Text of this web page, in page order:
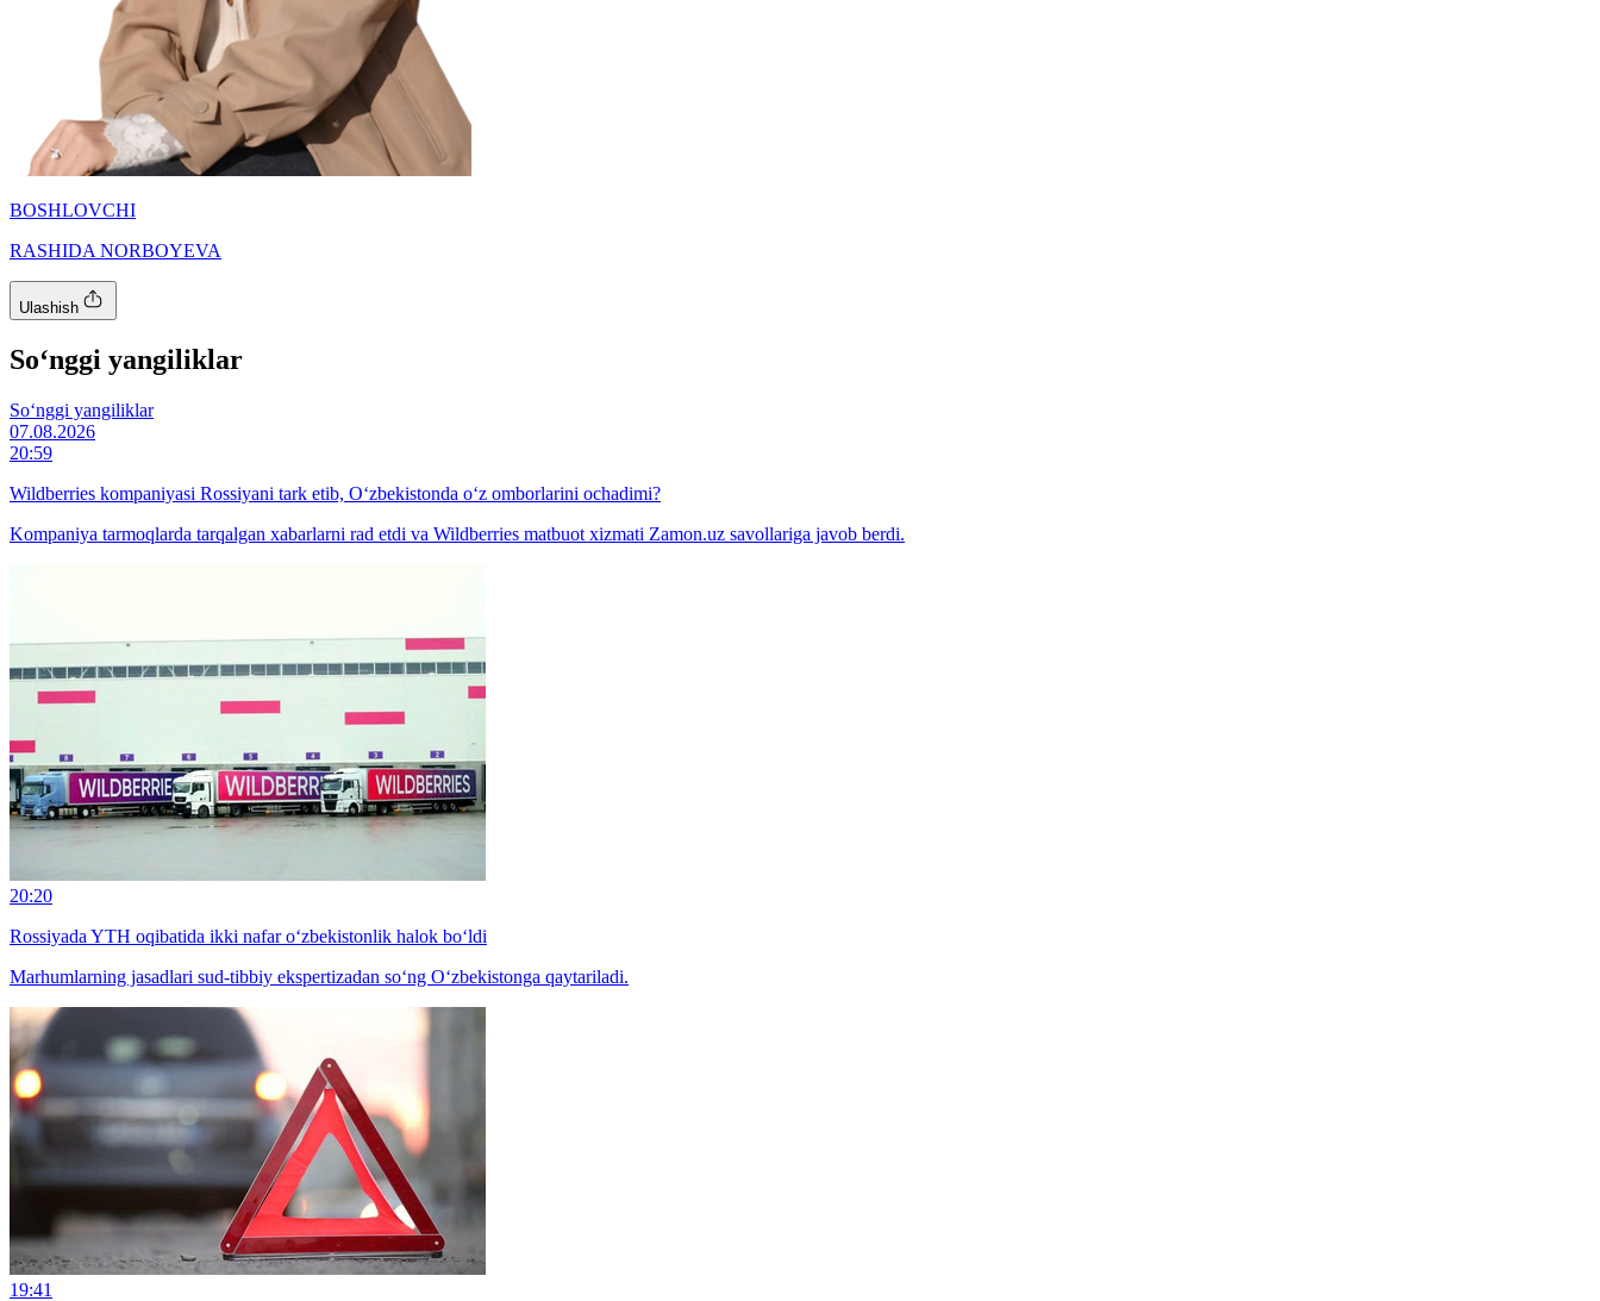
BOSHLOVCHI
RASHIDA NORBOYEVA
Ulashish
So‘nggi yangiliklar
So‘nggi yangiliklar
07.08.2026
20:59
Wildberries kompaniyasi Rossiyani tark etib, O‘zbekistonda o‘z omborlarini ochadimi?
Kompaniya tarmoqlarda tarqalgan xabarlarni rad etdi va Wildberries matbuot xizmati Zamon.uz savollariga javob berdi.
20:20
Rossiyada YTH oqibatida ikki nafar o‘zbekistonlik halok bo‘ldi
Marhumlarning jasadlari sud-tibbiy ekspertizadan so‘ng O‘zbekistonga qaytariladi.
19:41